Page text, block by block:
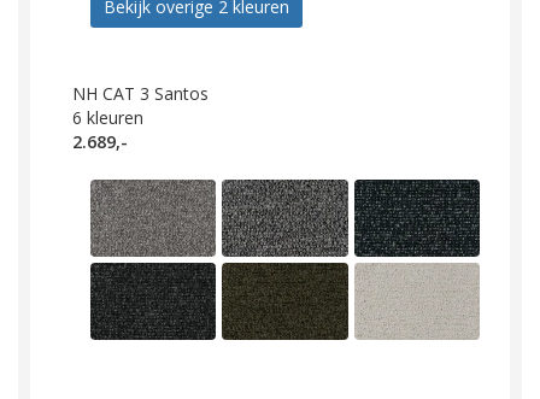
Bekijk overige 2 kleuren
NH CAT 3 Santos
6 kleuren
2.689,-